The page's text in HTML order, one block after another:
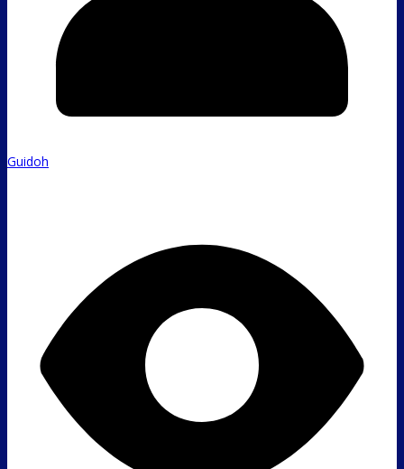
Guidoh